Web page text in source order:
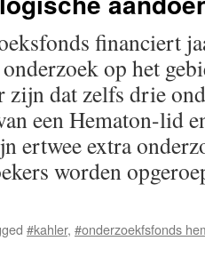
financiert
op het
zijn dat zelfs drie
een Hematon-lid
ertwee extra
worden
#kahler, #onderzoekfsfonds